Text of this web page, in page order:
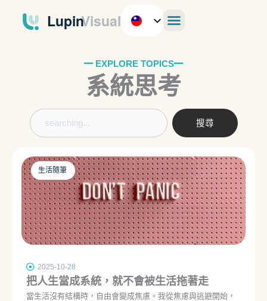
━ EXPLORE TOPICS━
系統思考
搜
尋
搜尋
生活隨筆
2025-10-28
把人生當成系統，就不會被生活拖著走
當生活沒有結構時，自由會變成焦慮。我從焦慮與逃避開始，